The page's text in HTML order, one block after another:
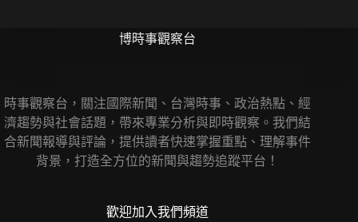
博時事觀察台
時事觀察台，關注國際新聞、台灣時事、政治熱點、經
濟趨勢與社會話題，帶來專業分析與即時觀察。我們結
合新聞報導與評論，提供讀者快速掌握重點、理解事件
背景，打造全方位的新聞與趨勢追蹤平台！
歡迎加入我們頻道